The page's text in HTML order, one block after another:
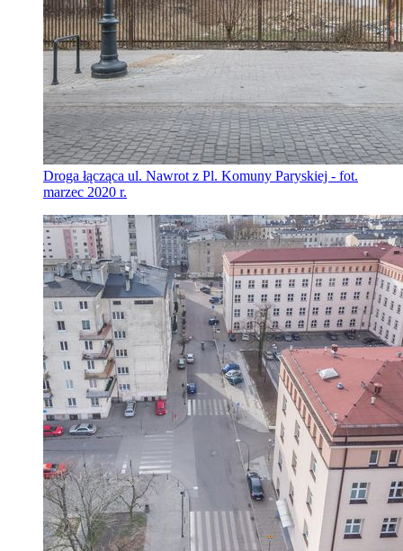
Droga łącząca ul. Nawrot z Pl. Komuny Paryskiej - fot.
marzec 2020 r.